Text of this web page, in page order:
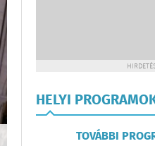
HELYI
TOVÁBBI